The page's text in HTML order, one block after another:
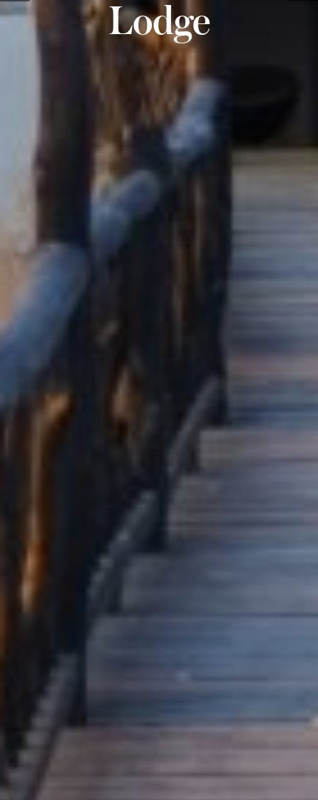
Lodge